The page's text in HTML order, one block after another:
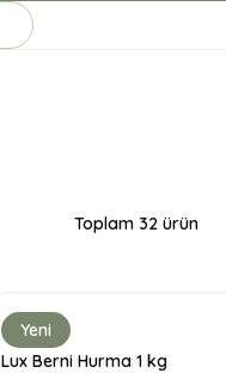
Toplam 32 ürün
Yeni
Lux Berni Hurma 1 kg